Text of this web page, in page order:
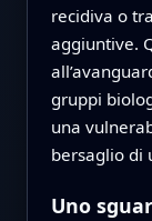
recidiva o
aggiuntive.
gruppi
una
bersaglio di
Uno